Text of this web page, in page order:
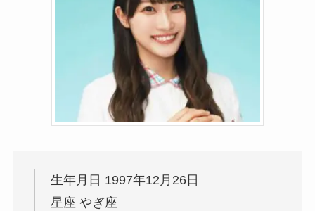
生年月日 1997年12月26日
星座 やぎ座